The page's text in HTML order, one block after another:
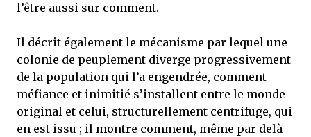
l’être aussi sur comment.
Il décrit également le mécanisme par lequel une
colonie de peuplement diverge progressivement
de la population qui l’a engendrée, comment
méfiance et inimitié s’installent entre le monde
original et celui, structurellement centrifuge, qui
en est issu ; il montre comment, même par delà